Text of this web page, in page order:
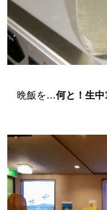
晩飯を…何と！生